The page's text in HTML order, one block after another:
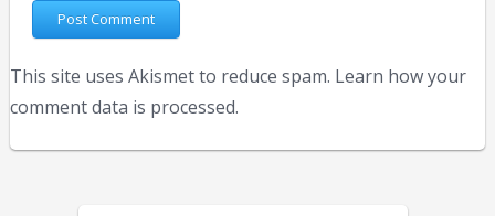
This site uses Akismet to reduce spam. Learn how your
comment data is processed.